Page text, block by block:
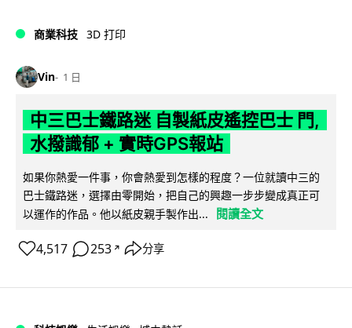
商業科技 3D 打印
Vin 1 日
中三巴士鐵路迷 自製紙皮遙控巴士 門,
水撥識郁 + 實時GPS報站
如果你熱愛一件事，你會熱愛到怎樣的程度？一位就讀中三的
巴士鐵路迷，選擇由零開始，把自己的興趣一步步變成真正可
以運作的作品。他以紙皮親手製作出...
閱讀全文
4,517 253 ↗ 分享